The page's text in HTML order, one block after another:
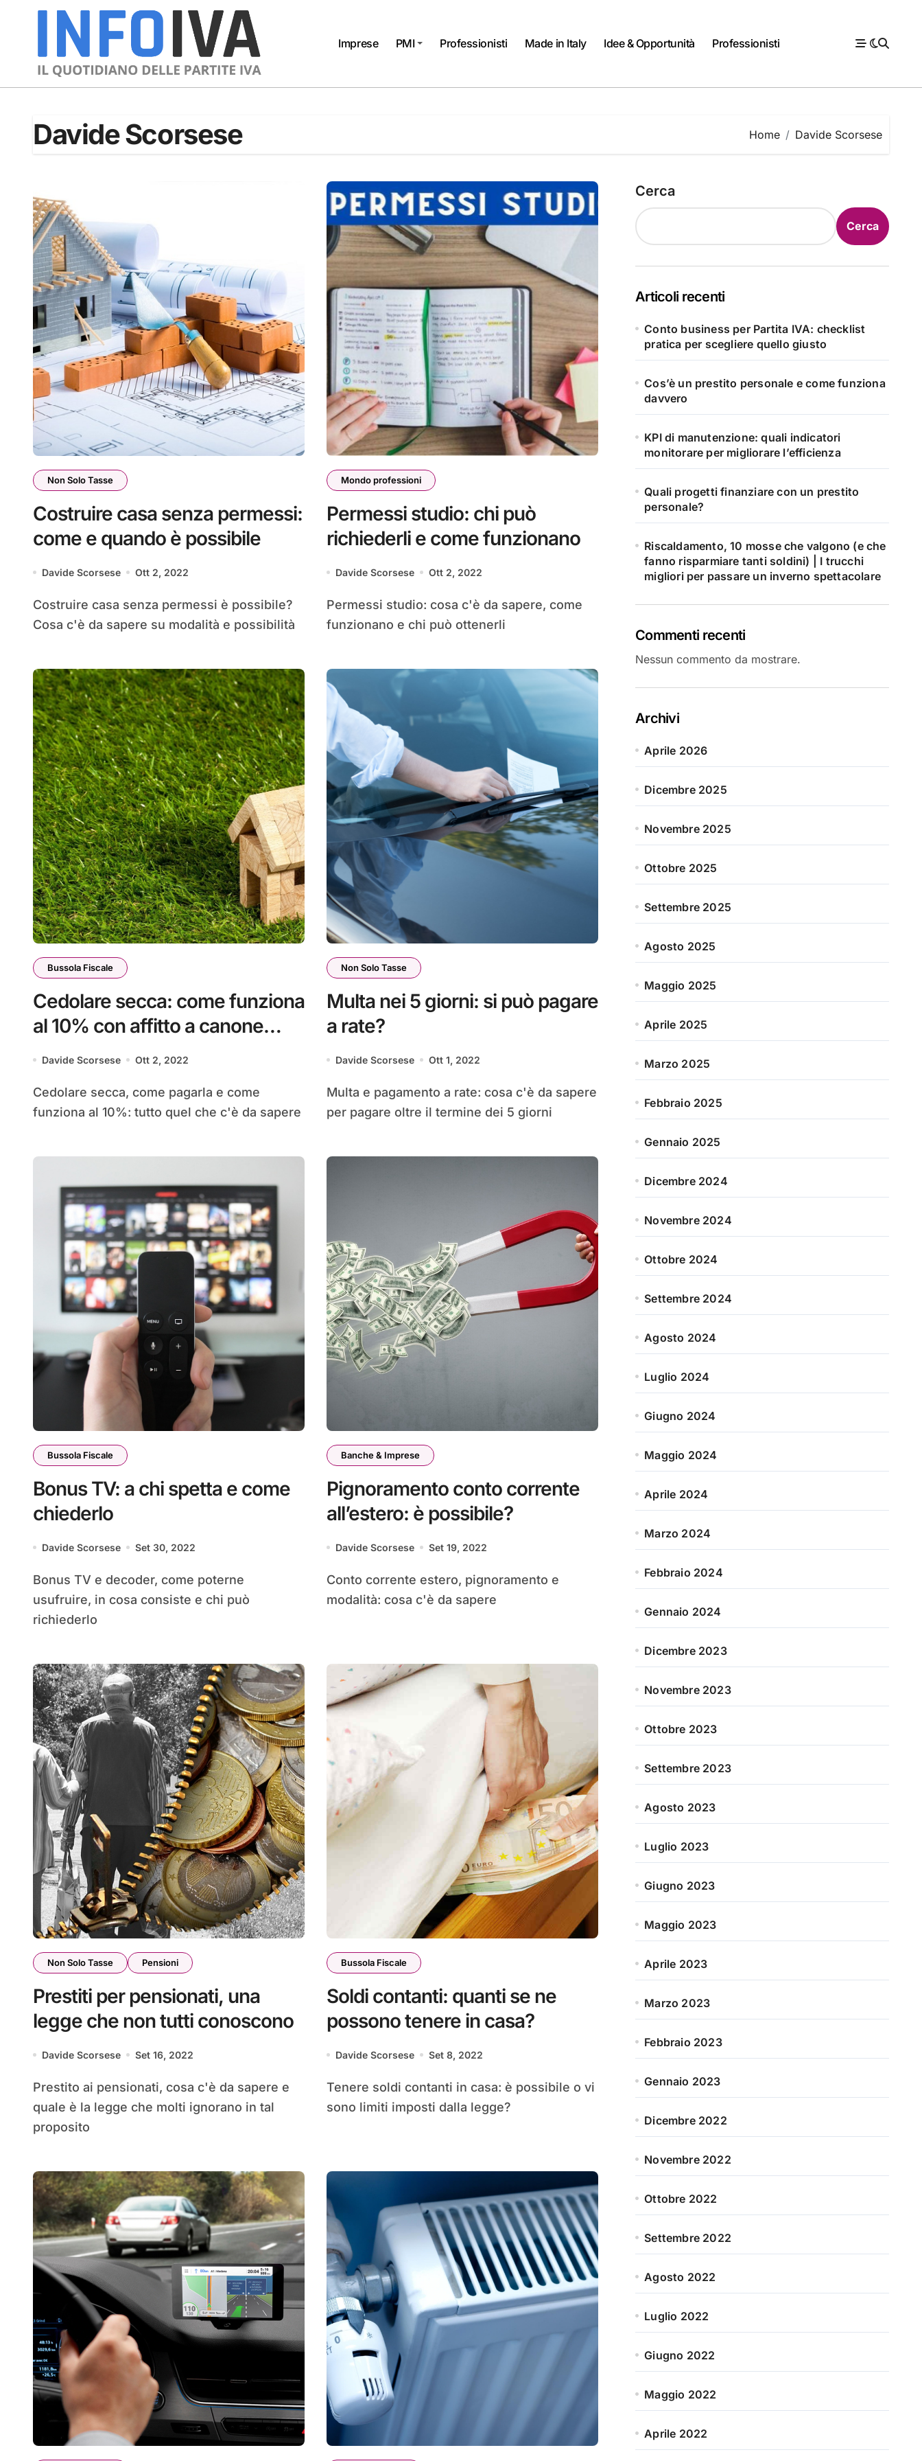
Imprese PMI Professionisti Made in Italy Idee & Opportunità Professionisti
Davide Scorsese Home Davide Scorsese
Non Solo Tasse
Costruire casa senza permessi:
come e quando è possibile
Davide Scorsese Ott 2, 2022
Costruire casa senza permessi è possibile?
Cosa c'è da sapere su modalità e possibilità
Mondo professioni
Permessi studio: chi può
richiederli e come funzionano
Davide Scorsese Ott 2, 2022
Permessi studio: cosa c'è da sapere, come
funzionano e chi può ottenerli
Bussola Fiscale
Cedolare secca: come funziona
al 10% con affitto a canone
concordato
Davide Scorsese Ott 2, 2022
Cedolare secca, come pagarla e come
funziona al 10%: tutto quel che c'è da sapere
Non Solo Tasse
Multa nei 5 giorni: si può pagare
a rate?
Davide Scorsese Ott 1, 2022
Multa e pagamento a rate: cosa c'è da sapere
per pagare oltre il termine dei 5 giorni
Bussola Fiscale
Bonus TV: a chi spetta e come
chiederlo
Davide Scorsese Set 30, 2022
Bonus TV e decoder, come poterne
usufruire, in cosa consiste e chi può
richiederlo
Banche & Imprese
Pignoramento conto corrente
all’estero: è possibile?
Davide Scorsese Set 19, 2022
Conto corrente estero, pignoramento e
modalità: cosa c'è da sapere
Non Solo Tasse Pensioni
Prestiti per pensionati, una
legge che non tutti conoscono
Davide Scorsese Set 16, 2022
Prestito ai pensionati, cosa c'è da sapere e
quale è la legge che molti ignorano in tal
proposito
Bussola Fiscale
Soldi contanti: quanti se ne
possono tenere in casa?
Davide Scorsese Set 8, 2022
Tenere soldi contanti in casa: è possibile o vi
sono limiti imposti dalla legge?
Cerca
Cerca
Articoli recenti
Conto business per Partita IVA: checklist
pratica per scegliere quello giusto
Cos’è un prestito personale e come funziona
davvero
KPI di manutenzione: quali indicatori
monitorare per migliorare l’efficienza
Quali progetti finanziare con un prestito
personale?
Riscaldamento, 10 mosse che valgono (e che
fanno risparmiare tanti soldini) | I trucchi
migliori per passare un inverno spettacolare
Commenti recenti
Nessun commento da mostrare.
Archivi
Aprile 2026
Dicembre 2025
Novembre 2025
Ottobre 2025
Settembre 2025
Agosto 2025
Maggio 2025
Aprile 2025
Marzo 2025
Febbraio 2025
Gennaio 2025
Dicembre 2024
Novembre 2024
Ottobre 2024
Settembre 2024
Agosto 2024
Luglio 2024
Giugno 2024
Maggio 2024
Aprile 2024
Marzo 2024
Febbraio 2024
Gennaio 2024
Dicembre 2023
Novembre 2023
Ottobre 2023
Settembre 2023
Agosto 2023
Luglio 2023
Giugno 2023
Maggio 2023
Aprile 2023
Marzo 2023
Febbraio 2023
Gennaio 2023
Dicembre 2022
Novembre 2022
Ottobre 2022
Settembre 2022
Agosto 2022
Luglio 2022
Giugno 2022
Maggio 2022
Aprile 2022